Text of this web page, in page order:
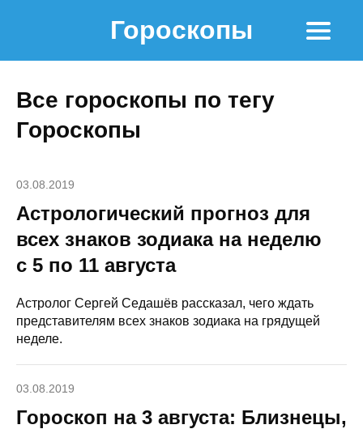
Гороскопы
Все гороскопы по тегу
Гороскопы
03.08.2019
Астрологический прогноз для
всех знаков зодиака на неделю
с 5 по 11 августа
Астролог Сергей Седашёв рассказал, чего ждать
представителям всех знаков зодиака на грядущей
неделе.
03.08.2019
Гороскоп на 3 августа: Близнецы,